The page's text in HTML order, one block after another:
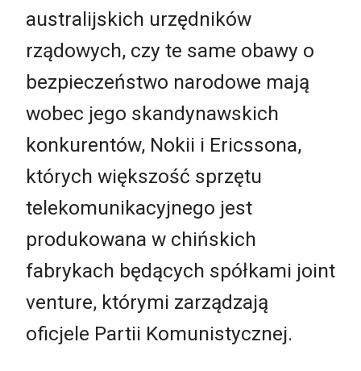
australijskich urzędników
rządowych, czy te same obawy o
bezpieczeństwo narodowe mają
wobec jego skandynawskich
konkurentów, Nokii i Ericssona,
których większość sprzętu
telekomunikacyjnego jest
produkowana w chińskich
fabrykach będących spółkami joint
venture, którymi zarządzają
oficjele Partii Komunistycznej.